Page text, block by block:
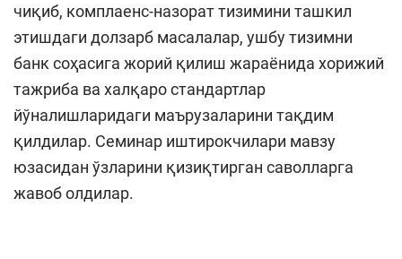
чиқиб, комплаенс-назорат тизимини ташкил
этишдаги долзарб масалалар, ушбу тизимни
банк соҳасига жорий қилиш жараёнида хорижий
тажриба ва халқаро стандартлар
йўналишларидаги маърузаларини тақдим
қилдилар. Семинар иштирокчилари мавзу
юзасидан ўзларини қизиқтирган саволларга
жавоб олдилар.